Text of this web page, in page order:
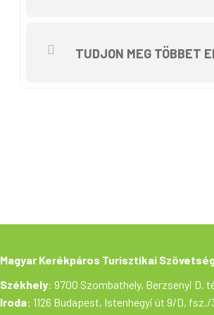
A kerékpártúra útvonala:
Ökoturisztikai Központ Tőserdő-
TUDJON MEG TÖBBET
Magyar Kerékpáros Turisztikai
Székhely: 9700 Szombathely, Berzsenyi D.
Iroda: 1126 Budapest, Istenhegyi út 9/D, fsz./